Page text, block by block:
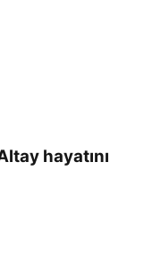
hayatını